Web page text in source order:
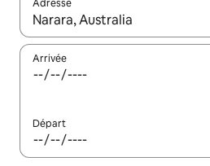
Adresse
Lorsque les résultats s'affichent,
Arrivée
Départ